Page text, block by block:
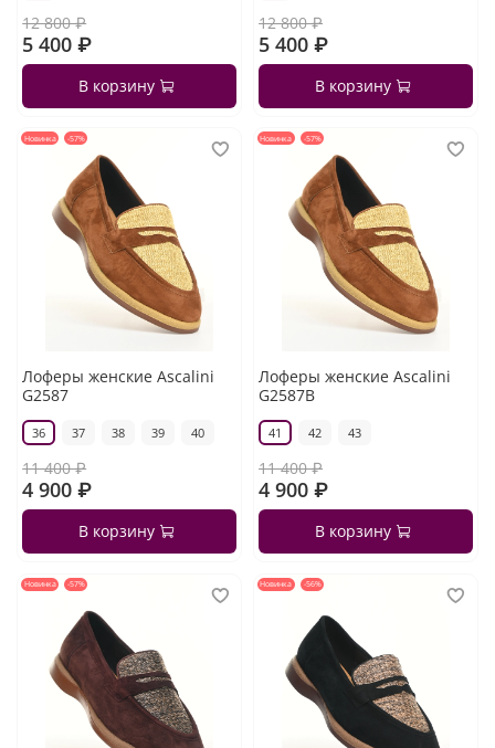
12 800 ₽
5 400 ₽
В корзину
12 800 ₽
5 400 ₽
В корзину
Новинка -57%
Лоферы женские Ascalini
G2587
36 37 38 39 40
11 400 ₽
4 900 ₽
В корзину
Новинка -57%
Лоферы женские Ascalini
G2587B
41 42 43
11 400 ₽
4 900 ₽
В корзину
Новинка -57% Новинка -56%